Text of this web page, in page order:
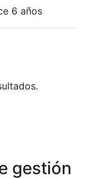
6 años
gestión